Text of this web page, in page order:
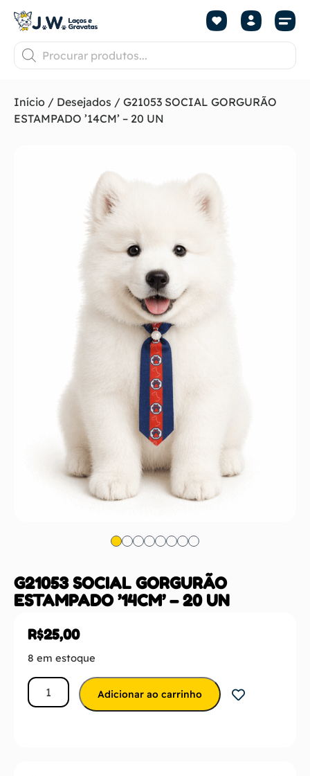
Início / Desejados / G21053 SOCIAL GORGURÃO
ESTAMPADO ’14CM’ – 20 UN
G21053 SOCIAL GORGURÃO
ESTAMPADO ’14CM’ – 20 UN
R$25,00
8 em estoque
Adicionar ao carrinho